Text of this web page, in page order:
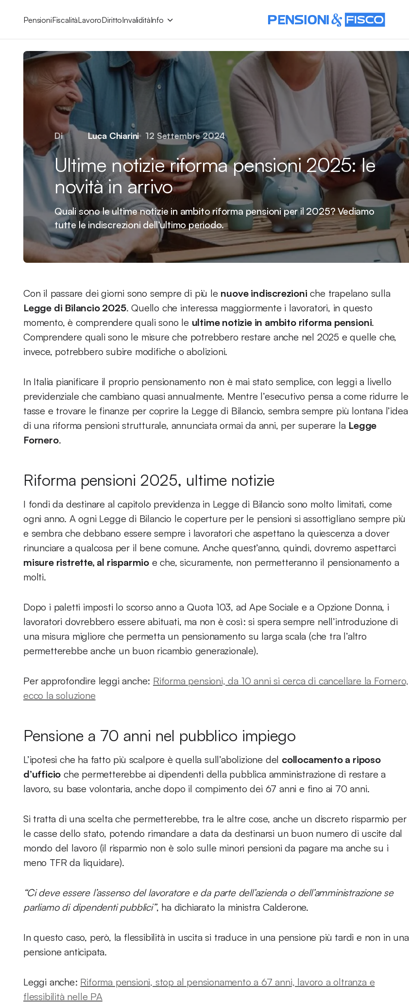
PensioniFiscalitàLavoroDirittoInvaliditàInfo
Di Luca Chiarini 12 Settembre 2024
Ultime notizie riforma pensioni 2025: le
novità in arrivo
Quali sono le ultime notizie in ambito riforma pensioni per il 2025? Vediamo
tutte le indiscrezioni dell’ultimo periodo.
Con il passare dei giorni sono sempre di più le nuove indiscrezioni che trapelano sulla
Legge di Bilancio 2025. Quello che interessa maggiormente i lavoratori, in questo
momento, è comprendere quali sono le ultime notizie in ambito riforma pensioni.
Comprendere quali sono le misure che potrebbero restare anche nel 2025 e quelle che,
invece, potrebbero subire modifiche o abolizioni.
In Italia pianificare il proprio pensionamento non è mai stato semplice, con leggi a livello
previdenziale che cambiano quasi annualmente. Mentre l’esecutivo pensa a come ridurre le
tasse e trovare le finanze per coprire la Legge di Bilancio, sembra sempre più lontana l’idea
di una riforma pensioni strutturale, annunciata ormai da anni, per superare la Legge
Fornero.
Riforma pensioni 2025, ultime notizie
I fondi da destinare al capitolo previdenza in Legge di Bilancio sono molto limitati, come
ogni anno. A ogni Legge di Bilancio le coperture per le pensioni si assottigliano sempre più
e sembra che debbano essere sempre i lavoratori che aspettano la quiescenza a dover
rinunciare a qualcosa per il bene comune. Anche quest’anno, quindi, dovremo aspettarci
misure ristrette, al risparmio e che, sicuramente, non permetteranno il pensionamento a
molti.
Dopo i paletti imposti lo scorso anno a Quota 103, ad Ape Sociale e a Opzione Donna, i
lavoratori dovrebbero essere abituati, ma non è così: si spera sempre nell’introduzione di
una misura migliore che permetta un pensionamento su larga scala (che tra l’altro
permetterebbe anche un buon ricambio generazionale).
Per approfondire leggi anche: Riforma pensioni, da 10 anni si cerca di cancellare la Fornero,
ecco la soluzione
Pensione a 70 anni nel pubblico impiego
L’ipotesi che ha fatto più scalpore è quella sull’abolizione del collocamento a riposo
d’ufficio che permetterebbe ai dipendenti della pubblica amministrazione di restare a
lavoro, su base volontaria, anche dopo il compimento dei 67 anni e fino ai 70 anni.
Si tratta di una scelta che permetterebbe, tra le altre cose, anche un discreto risparmio per
le casse dello stato, potendo rimandare a data da destinarsi un buon numero di uscite dal
mondo del lavoro (il risparmio non è solo sulle minori pensioni da pagare ma anche su i
meno TFR da liquidare).
“Ci deve essere l’assenso del lavoratore e da parte dell’azienda o dell’amministrazione se
parliamo di dipendenti pubblici”, ha dichiarato la ministra Calderone.
In questo caso, però, la flessibilità in uscita si traduce in una pensione più tardi e non in una
pensione anticipata.
Leggi anche: Riforma pensioni, stop al pensionamento a 67 anni, lavoro a oltranza e
flessibilità nelle PA